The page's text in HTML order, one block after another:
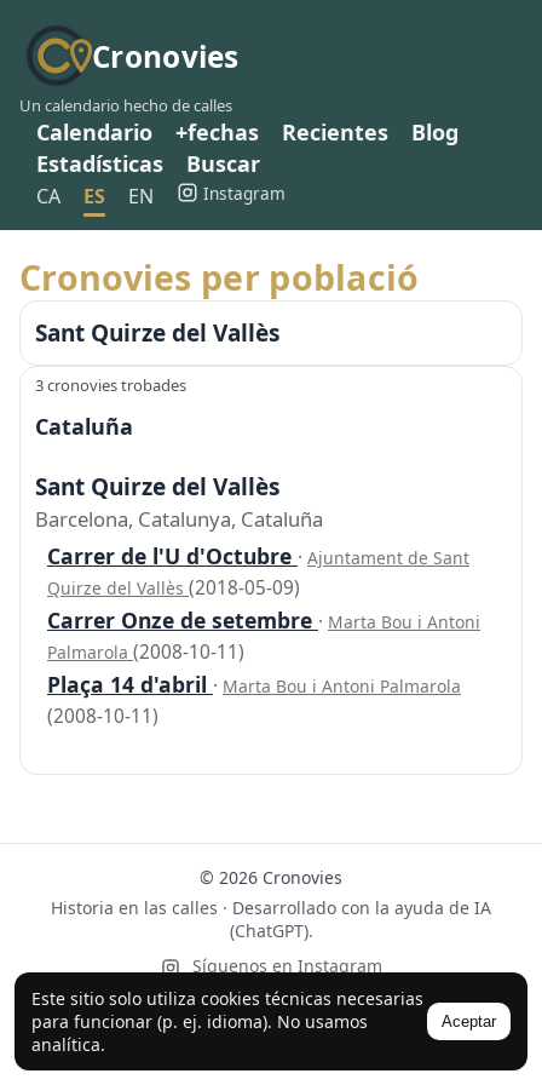
Cronovies
Un calendario hecho de calles
Calendario +fechas Recientes
Blog
Estadísticas
Buscar
CA ES EN Instagram
Este sitio solo utiliza cookies técnicas necesarias
para funcionar (p. ej. idioma). No usamos
analítica.
Aceptar
Cronovies per població
Sant Quirze del Vallès
3 cronovies trobades
Cataluña
Sant Quirze del Vallès
Barcelona, Catalunya, Cataluña
Carrer de l'U d'Octubre · Ajuntament de Sant
Quirze del Vallès (2018-05-09)
Carrer Onze de setembre · Marta Bou i Antoni
Palmarola (2008-10-11)
Plaça 14 d'abril · Marta Bou i Antoni Palmarola
(2008-10-11)
© 2026 Cronovies
Historia en las calles · Desarrollado con la ayuda de IA
(ChatGPT).
Síguenos en Instagram